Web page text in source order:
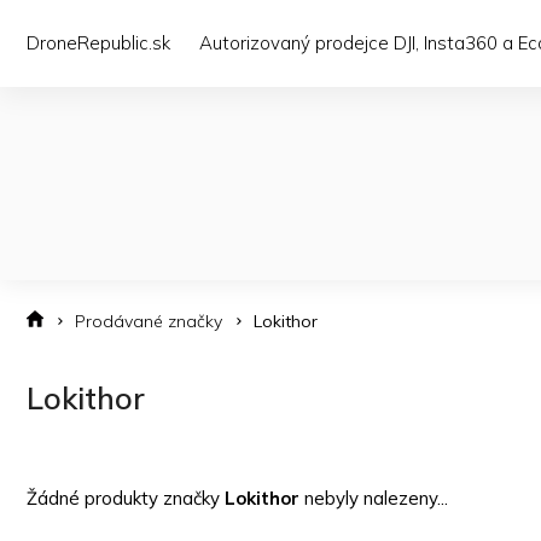
DroneRepublic.sk Autorizovaný prodejce DJI, Insta360 a
Prodávané značky Lokithor
Lokithor
Žádné produkty značky Lokithor nebyly nalezeny...